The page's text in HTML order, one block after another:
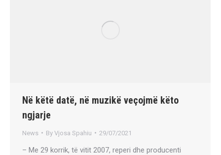
Në këtë datë, në muzikë veçojmë këto
ngjarje
News By Vjosa Spahiu 29/07/2021
– Me 29 korrik, të vitit 2007, reperi dhe producenti